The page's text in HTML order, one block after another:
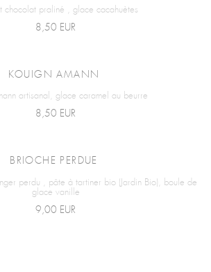
chocolat praliné , glace cacahuètes
8,50 EUR
KOUIGN AMANN
artisanal, glace caramel au beurre
8,50 EUR
BRIOCHE PERDUE
perdu , pâte à tartiner bio (Jardin Bio), boule de
glace vanille
9,00 EUR